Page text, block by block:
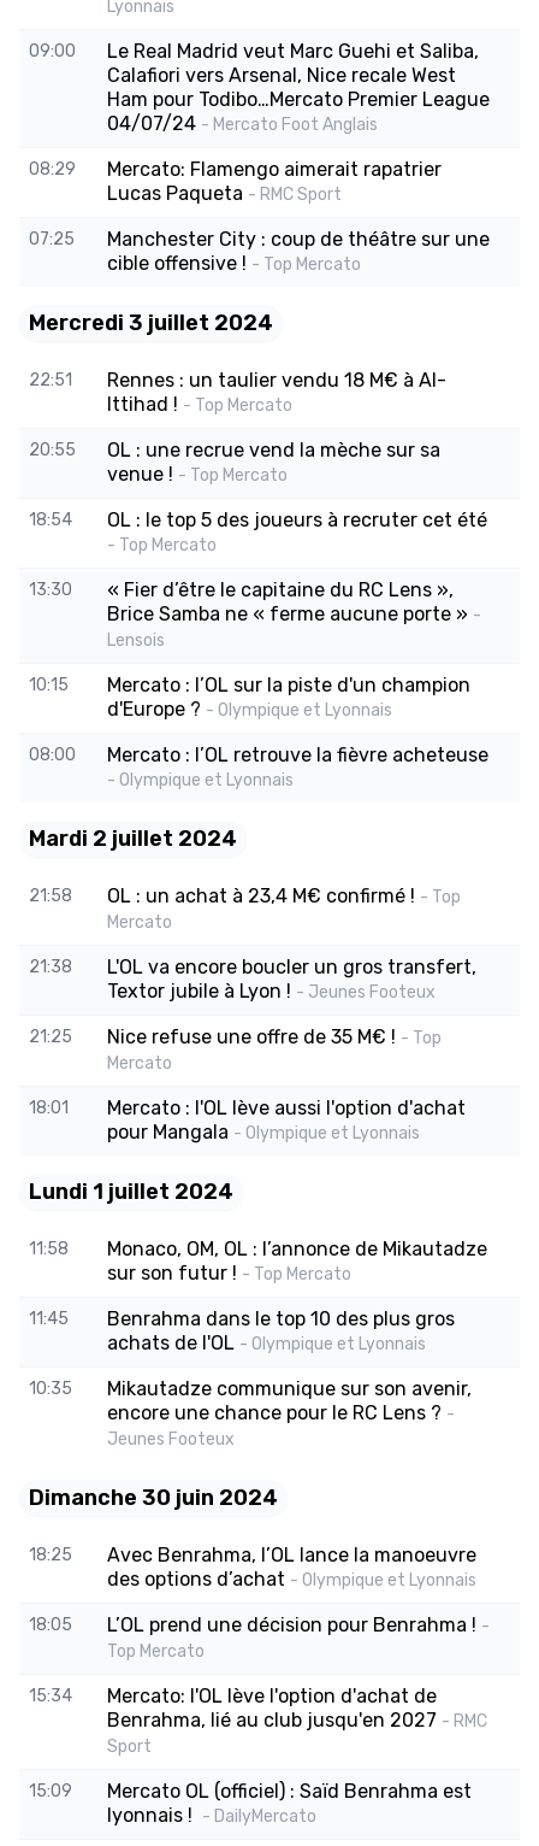
Lyonnais
09:00
Le Real Madrid veut Marc Guehi et Saliba,
Calafiori vers Arsenal, Nice recale West
Ham pour Todibo…Mercato Premier League
04/07/24 - Mercato Foot Anglais
08:29
Mercato: Flamengo aimerait rapatrier
Lucas Paqueta - RMC Sport
07:25
Manchester City : coup de théâtre sur une
cible offensive ! - Top Mercato
Mercredi 3 juillet 2024
22:51
Rennes : un taulier vendu 18 M€ à Al-
Ittihad ! - Top Mercato
20:55
OL : une recrue vend la mèche sur sa
venue ! - Top Mercato
18:54 OL : le top 5 des joueurs à recruter cet été
- Top Mercato
13:30
« Fier d’être le capitaine du RC Lens »,
Brice Samba ne « ferme aucune porte » -
Lensois
10:15
Mercato : l’OL sur la piste d'un champion
d'Europe ? - Olympique et Lyonnais
08:00 Mercato : l’OL retrouve la fièvre acheteuse
- Olympique et Lyonnais
Mardi 2 juillet 2024
21:58 OL : un achat à 23,4 M€ confirmé ! - Top
Mercato
21:38
L'OL va encore boucler un gros transfert,
Textor jubile à Lyon ! - Jeunes Footeux
21:25 Nice refuse une offre de 35 M€ ! - Top
Mercato
18:01
Mercato : l'OL lève aussi l'option d'achat
pour Mangala - Olympique et Lyonnais
Lundi 1 juillet 2024
11:58
Monaco, OM, OL : l’annonce de Mikautadze
sur son futur ! - Top Mercato
11:45
Benrahma dans le top 10 des plus gros
achats de l'OL - Olympique et Lyonnais
10:35
Mikautadze communique sur son avenir,
encore une chance pour le RC Lens ? -
Jeunes Footeux
Dimanche 30 juin 2024
18:25
Avec Benrahma, l’OL lance la manoeuvre
des options d’achat - Olympique et Lyonnais
18:05 L’OL prend une décision pour Benrahma ! -
Top Mercato
15:34
Mercato: l'OL lève l'option d'achat de
Benrahma, lié au club jusqu'en 2027 - RMC
Sport
15:09
Mercato OL (officiel) : Saïd Benrahma est
lyonnais ! - DailyMercato